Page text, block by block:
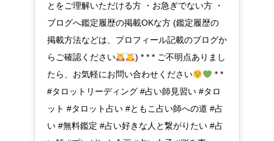
とをご理解いただける方 ・お急ぎでない方 ・
ブログへ鑑定履歴の掲載OKな方 (鑑定履歴の
掲載方法などは、プロフィール記載のブログか
らご確認ください
) * * * ご不明点ありまし
たら、お気軽にお問い合わせください
* *
#タロットリーディング #占い師見習い #タロ
ット #タロット占い #ともこ占い師への道 #占
い #無料鑑定 #占い好きな人と繋がりたい #占